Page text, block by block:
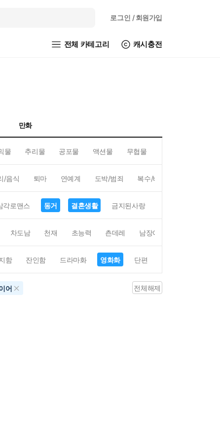
로그인 / 회원가입
전체 카테고리 캐시충전
만화
물 추리물 공포물 액션물 무협물
/음식 퇴마 연예계 도박/범죄 복수/배신
각로맨스 동거 결혼생활 금지된사랑
차도남 천재 초능력 츤데레 남장여자
함 잔인함 드라마화 영화화 단편
어 전체해제